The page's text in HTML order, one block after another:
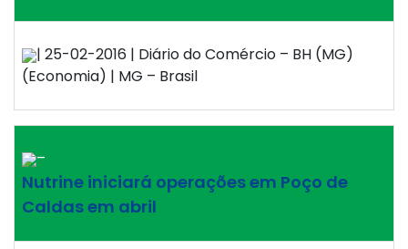
| 25-02-2016 | Diário do Comércio – BH (MG)
(Economia) | MG – Brasil
–
Nutrine iniciará operações em Poço de
Caldas em abril